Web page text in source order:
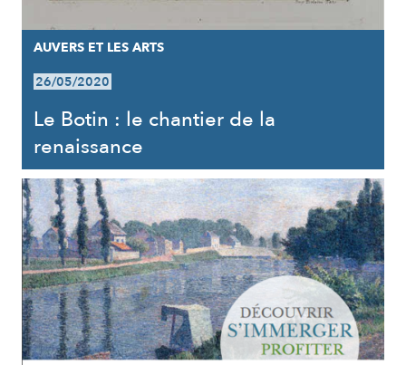
AUVERS ET LES ARTS
26/05/2020
Le Botin : le chantier de la
renaissance